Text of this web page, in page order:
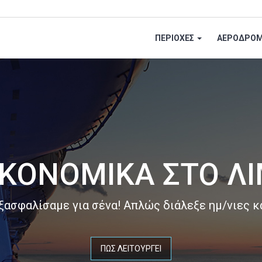
ΠΕΡΙΟΧΕΣ
ΣΤΟ
για σένα! Απλώς διάλεξε ημ/νιες
ΠΩΣ ΛΕΙΤΟΥΡΓΕΙ